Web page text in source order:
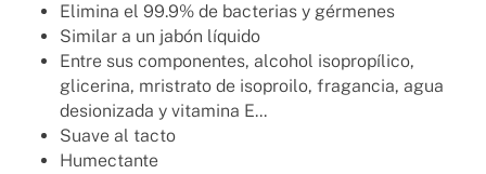
Elimina el 99.9% de bacterias y gérmenes
Similar a un jabón líquido
Entre sus componentes, alcohol isopropílico,
glicerina, mristrato de isoproilo, fragancia, agua
desionizada y vitamina E...
Suave al tacto
Humectante